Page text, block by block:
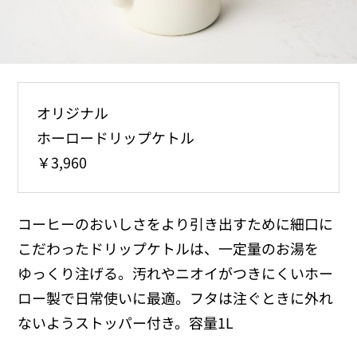
オリジナル
ホーロードリップケトル
￥3,960
コーヒーのおいしさをより引き出すために細口に
こだわったドリップケトルは、一定量のお湯を
ゆっくり注げる。汚れやニオイがつきにくいホー
ロー製で日常使いに最適。フタは注ぐときに外れ
ないようストッパー付き。容量1L